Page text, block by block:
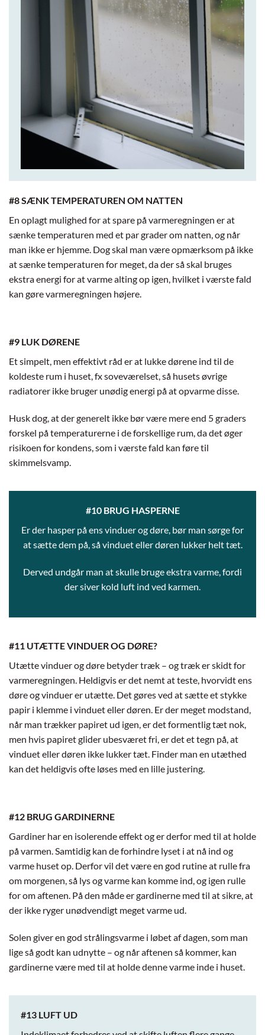
#8 SÆNK TEMPERATUREN OM NATTEN
En oplagt mulighed for at spare på varmeregningen er at
sænke temperaturen med et par grader om natten, og når
man ikke er hjemme. Dog skal man være opmærksom på ikke
at sænke temperaturen for meget, da der så skal bruges
ekstra energi for at varme alting op igen, hvilket i værste fald
kan gøre varmeregningen højere.
#9 LUK DØRENE
Et simpelt, men effektivt råd er at lukke dørene ind til de
koldeste rum i huset, fx soveværelset, så husets øvrige
radiatorer ikke bruger unødig energi på at opvarme disse.
Husk dog, at der generelt ikke bør være mere end 5 graders
forskel på temperaturerne i de forskellige rum, da det øger
risikoen for kondens, som i værste fald kan føre til
skimmelsvamp.
#10 BRUG HASPERNE
Er der hasper på ens vinduer og døre, bør man sørge for
at sætte dem på, så vinduet eller døren lukker helt tæt.
Derved undgår man at skulle bruge ekstra varme, fordi
der siver kold luft ind ved karmen.
#11 UTÆTTE VINDUER OG DØRE?
Utætte vinduer og døre betyder træk – og træk er skidt for
varmeregningen. Heldigvis er det nemt at teste, hvorvidt ens
døre og vinduer er utætte. Det gøres ved at sætte et stykke
papir i klemme i vinduet eller døren. Er der meget modstand,
når man trækker papiret ud igen, er det formentlig tæt nok,
men hvis papiret glider ubesværet fri, er det et tegn på, at
vinduet eller døren ikke lukker tæt. Finder man en utæthed
kan det heldigvis ofte løses med en lille justering.
#12 BRUG GARDINERNE
Gardiner har en isolerende effekt og er derfor med til at holde
på varmen. Samtidig kan de forhindre lyset i at nå ind og
varme huset op. Derfor vil det være en god rutine at rulle fra
om morgenen, så lys og varme kan komme ind, og igen rulle
for om aftenen. På den måde er gardinerne med til at sikre, at
der ikke ryger unødvendigt meget varme ud.
Solen giver en god strålingsvarme i løbet af dagen, som man
lige så godt kan udnytte – og når aftenen så kommer, kan
gardinerne være med til at holde denne varme inde i huset.
#13 LUFT UD